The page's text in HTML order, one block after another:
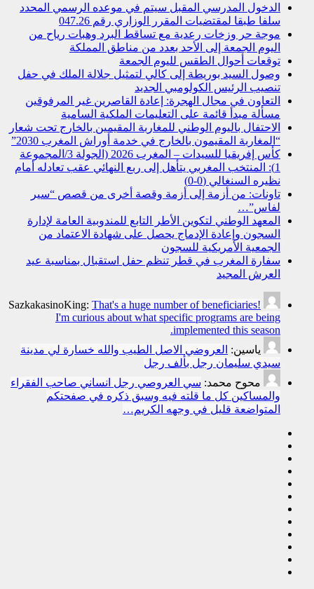
الدخول المدرسي المقبل سیتم في موعده الرسمي المحدد
سلفا طبقا لمقتضیات المقرر الوزاري رقم 047.26
موجة حر وزخات رعدية مع تساقط البرد وهبات رياح من
اليوم الجمعة إلى الأحد بعدد من مناطق المملكة
توقعات أحوال الطقس لليوم الجمعة
وصول السيد بوريطة إلى كالي لتمثيل جلالة الملك في حفل
تنصيب الرئيس الكولومبي الجديد
التعاون في مجال الهجرة: إعادة القاصرين غير المرفوقين
مسألة مبدأ قائمة على التعليمات الملكية السامية
الاحتفال باليوم الوطني للمغاربة المقيمين بالخارج تحت شعار
“المغاربة المقيمون بالخارج في خدمة أوراش المغرب 2030”
كأس إفريقيا للسيدات – المغرب 2026 (الجولة 3/المجموعة
1): المنتخب المغربي يتأهل إلى ربع النهائي عقب تعادله أمام
نظيره السنغالي (0-0)
تاونات: من أزمة إلى أزمة وقصة أخرى من قصص “سير
لفاس”…
المعهد الوطني لتكوين الأطر التابع للمندوبية العامة لإدارة
السجون وإعادة الإدماج يحصل على شهادة الاعتماد من
الجمعية الأمريكية للسجون
سفارة المغرب في قطر تنظم حفل استقبال بمناسبة عيد
العرش المجيد
SazkakasinoKing: That's a huge number of beneficiaries!
I'm curious about what specific programs are being
implemented this season.
ياسين: العروضي الاصل الطيب والله خسارة لي مدينة
سيدي سليمان رجل بألف رجل
محوح محمد: سي العروصي رجل انساني صاحب الفقراء
والمساكين كل ما قلته فيه وسبق ذكره في صفحتكم
المتواضعة قليل في وجهه الكريم…